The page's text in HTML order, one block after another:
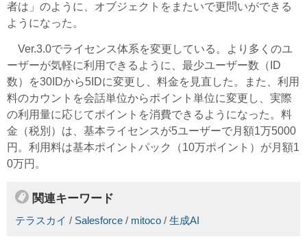
者は」のように、オブジェクトをまたいで更問いができる
ようになった。
Ver.3.0でライセンス体系を変更している。より多くのユ
ーザーが気軽に利用できるように、最少ユーザー数（ID
数）を30IDから5IDに変更し、料金を見直した。また、利用
料のカウントを会話単位からポイント単位に変更し、実際
の利用量に応じてポイントを消費できるようになった。料
金（税別）は、基本ライセンスが5ユーザーで月額1万5000
円。利用料は基本ポイントパック（10万ポイント）が月額1
0万円。
関連キーワード
テラスカイ / Salesforce / mitoco / 生成AI